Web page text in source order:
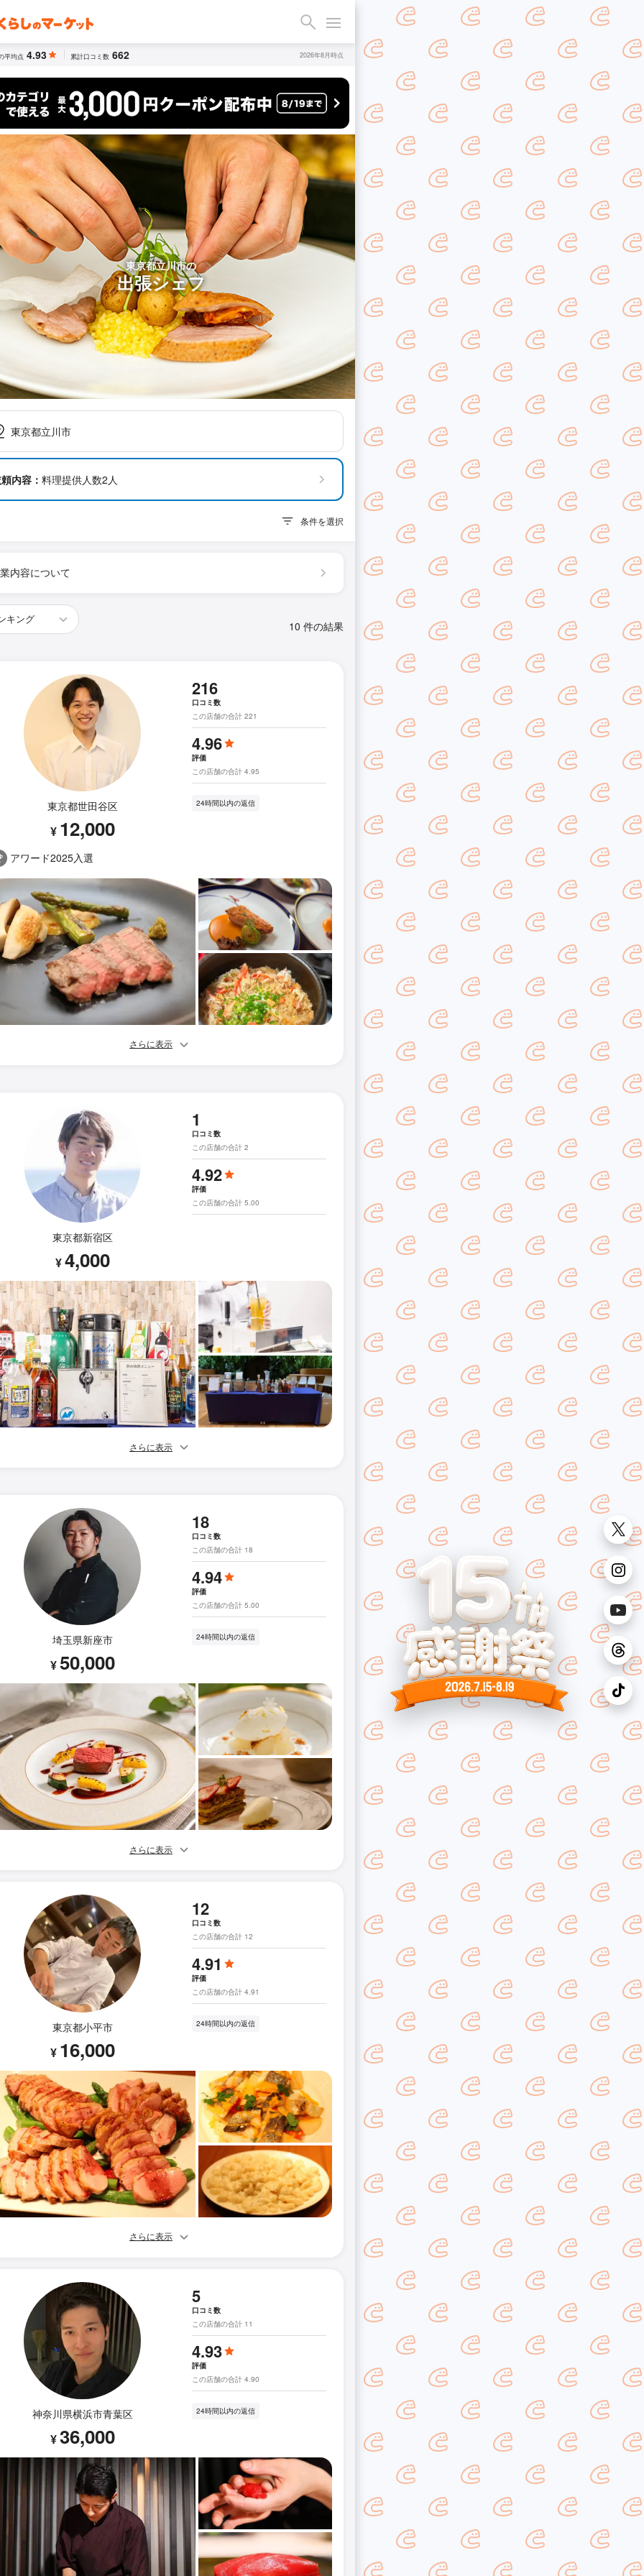
平均点 4.93 累計口コミ数 662 2026年8月時点
東京都立川市の
出張シェフ
東京都立川市
内容： 料理提供人数2人
条件を選択
内容について
10 件の結果
東京都世田谷区
¥ 12,000
アワード2025入選
216
口コミ数
この店舗の合計 221
4.96
評価
この店舗の合計 4.95
24時間以内の返信
さらに表示
東京都新宿区
¥4,000
1
口コミ数
この店舗の合計 2
4.92
評価
この店舗の合計 5.00
さらに表示
埼玉県新座市
¥50,000
18
口コミ数
この店舗の合計 18
4.94
評価
この店舗の合計 5.00
24時間以内の返信
さらに表示
東京都小平市
¥ 16,000
12
口コミ数
この店舗の合計 12
4.91
評価
この店舗の合計 4.91
24時間以内の返信
さらに表示
神奈川県横浜市青葉区
¥36,000
5
口コミ数
この店舗の合計 11
4.93
評価
この店舗の合計 4.90
24時間以内の返信